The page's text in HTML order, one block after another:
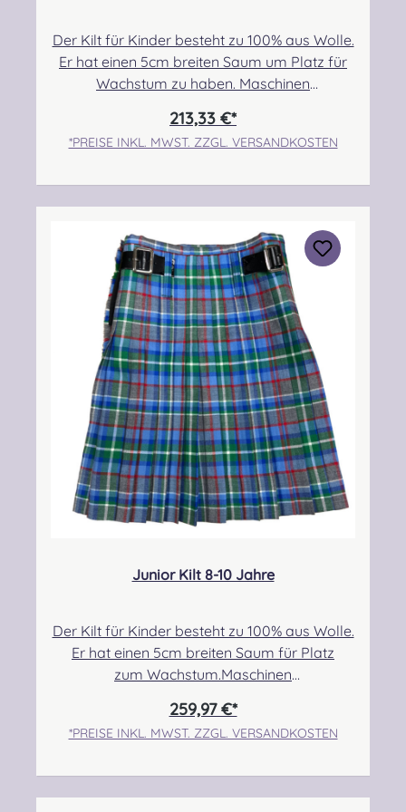
Der Kilt für Kinder besteht zu 100% aus Wolle.
Er hat einen 5cm breiten Saum um Platz für
Wachstum zu haben. Maschinen
55,88cm-60,96cmHüfte: 63,50cm-
68,58cmLänge max.: 43,18cm+5,08cm
Works North Street Forfar Scotland DD8
3BN Kontakt:
info@strathmorewoollen.co.uk Verantwortlic
he Person: Nieswiec & Zeh Easy Piping &
Drumming Gbr, Gabelsbergerstraße 27,
32425 Minden Kontakt:
kontakt@easypipinganddrumming.com
213,33 €*
*PREISE INKL. MWST. ZZGL. VERSANDKOSTEN
Junior Kilt 8-10 Jahre
Der Kilt für Kinder besteht zu 100% aus Wolle.
Er hat einen 5cm breiten Saum für Platz
zum Wachstum.Maschinen
63,50cm-71,12cmHüfte: 73,66cm-
78,74cmLänge max.: 50,80cm+5,08cm Saum
259,97 €*
*PREISE INKL. MWST. ZZGL. VERSANDKOSTEN